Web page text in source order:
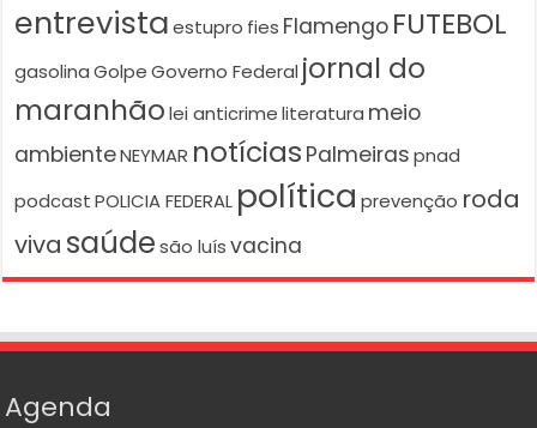
entrevista estupro fies Flamengo FUTEBOL
gasolina Golpe Governo Federal jornal do
maranhão lei anticrime literatura meio
ambienteNEYMAR notícias Palmeiras pnad
podcast POLICIA FEDERAL política prevenção roda
viva saúde são luís vacina
Agenda